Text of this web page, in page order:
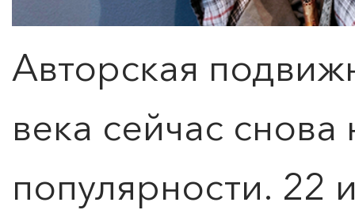
Авторская
века сейчас снова
популярности. 22